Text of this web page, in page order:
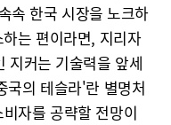
속 한국 시장을 노크하
는 편이라면, 지리자
커는 기술력을 앞세
국의 테슬라'란 별명처
자를 공략할 전망이